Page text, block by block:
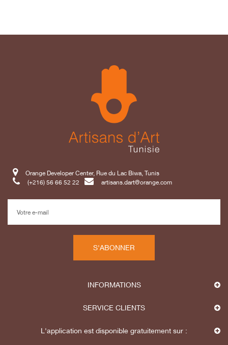
Orange Developer Center, Rue du Lac Biwa, Tunis
(+216) 56 66 52 22
artisans.dart@orange.com
S'ABONNER
INFORMATIONS
SERVICE CLIENTS
L'application est disponible gratuitement sur :